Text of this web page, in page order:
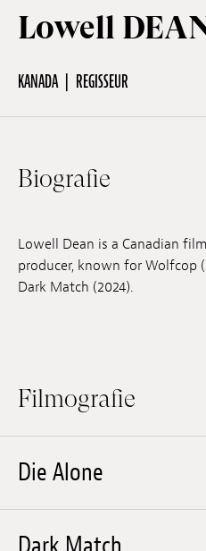
Praktische informationen
Junges Publikum
Schulprogramm
Einreichungen
Herunterladen
Lowell
KANADA REGISSEUR
Biografie
Lowell Dean is a Canadian
producer, known for Wolfcop
Dark Match (2024).
Filmografie
Die Alone